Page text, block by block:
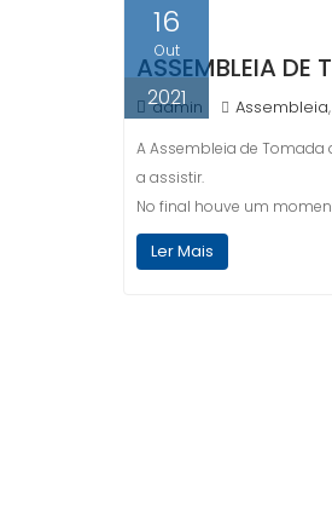
16
Out
2021
ASSEMBLEIA
admin Assembleia,
A Assembleia de
a assistir.
No final houve um
Ler Mais